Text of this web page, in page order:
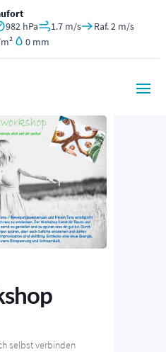
982 hPa 1.7 m/s
Raf. 2 m/s
0 mm
selbst verbinden